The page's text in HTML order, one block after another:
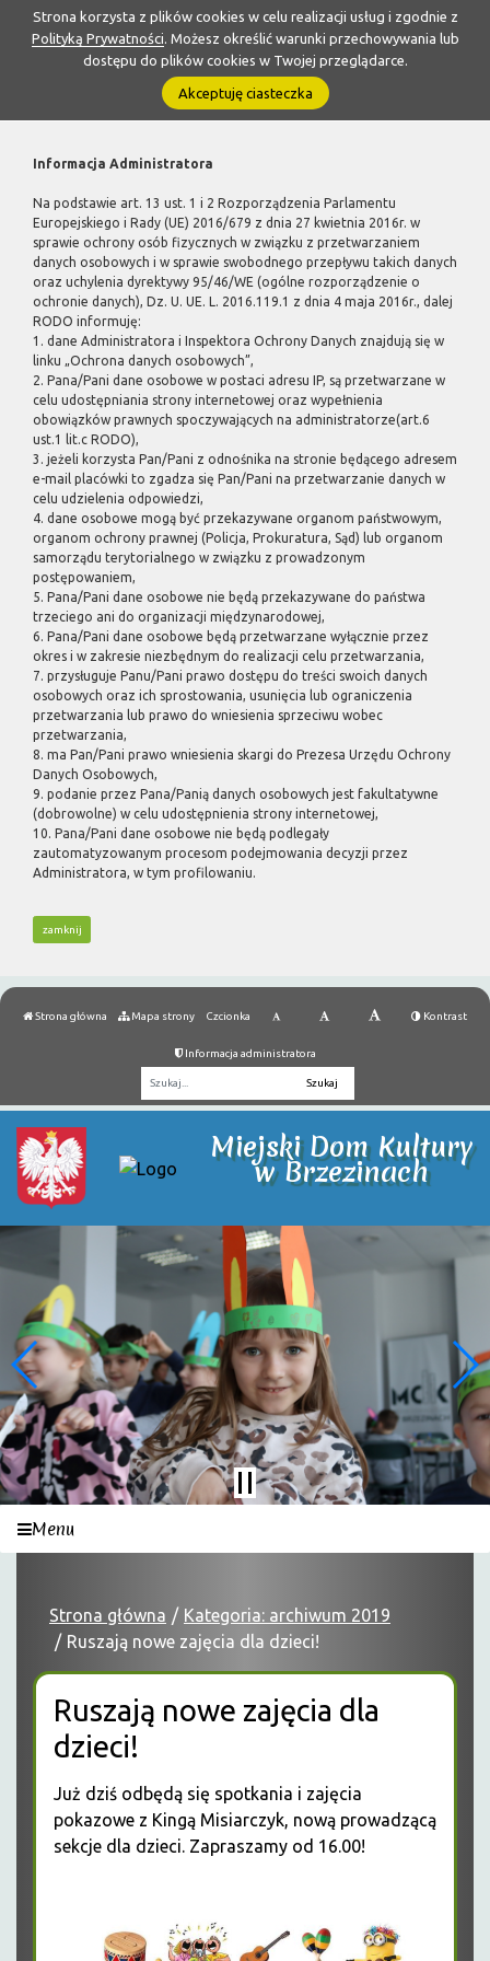
Strona korzysta z plików cookies w celu realizacji usług i zgodnie z
Polityką Prywatności. Możesz określić warunki przechowywania lub
dostępu do plików cookies w Twojej przeglądarce.
Akceptuję ciasteczka
Informacja Administratora
Na podstawie art. 13 ust. 1 i 2 Rozporządzenia Parlamentu
Europejskiego i Rady (UE) 2016/679 z dnia 27 kwietnia 2016r. w
sprawie ochrony osób fizycznych w związku z przetwarzaniem
danych osobowych i w sprawie swobodnego przepływu takich danych
oraz uchylenia dyrektywy 95/46/WE (ogólne rozporządzenie o
ochronie danych), Dz. U. UE. L. 2016.119.1 z dnia 4 maja 2016r., dalej
RODO informuję:
1. dane Administratora i Inspektora Ochrony Danych znajdują się w
linku „Ochrona danych osobowych”,
2. Pana/Pani dane osobowe w postaci adresu IP, są przetwarzane w
celu udostępniania strony internetowej oraz wypełnienia
obowiązków prawnych spoczywających na administratorze(art.6
ust.1 lit.c RODO),
3. jeżeli korzysta Pan/Pani z odnośnika na stronie będącego adresem
e-mail placówki to zgadza się Pan/Pani na przetwarzanie danych w
celu udzielenia odpowiedzi,
4. dane osobowe mogą być przekazywane organom państwowym,
organom ochrony prawnej (Policja, Prokuratura, Sąd) lub organom
samorządu terytorialnego w związku z prowadzonym
postępowaniem,
5. Pana/Pani dane osobowe nie będą przekazywane do państwa
trzeciego ani do organizacji międzynarodowej,
6. Pana/Pani dane osobowe będą przetwarzane wyłącznie przez
okres i w zakresie niezbędnym do realizacji celu przetwarzania,
7. przysługuje Panu/Pani prawo dostępu do treści swoich danych
osobowych oraz ich sprostowania, usunięcia lub ograniczenia
przetwarzania lub prawo do wniesienia sprzeciwu wobec
przetwarzania,
8. ma Pan/Pani prawo wniesienia skargi do Prezesa Urzędu Ochrony
Danych Osobowych,
9. podanie przez Pana/Panią danych osobowych jest fakultatywne
(dobrowolne) w celu udostępnienia strony internetowej,
10. Pana/Pani dane osobowe nie będą podlegały
zautomatyzowanym procesom podejmowania decyzji przez
Administratora, w tym profilowaniu.
zamknij
Strona główna Mapa strony Czcionka Kontrast
Informacja administratora
Miejski Dom Kultury
w Brzezinach
Menu
Strona główna
Kategoria: archiwum 2019
Ruszają nowe zajęcia dla dzieci!
Ruszają nowe zajęcia dla
dzieci!
Już dziś odbędą się spotkania i zajęcia
pokazowe z Kingą Misiarczyk, nową prowadzącą
sekcje dla dzieci. Zapraszamy od 16.00!